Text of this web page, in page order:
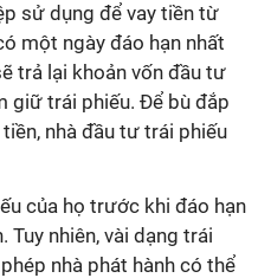
sử dụng để vay tiền từ
một ngày đáo hạn nhất
trả lại khoản vốn đầu tư
giữ trái phiếu. Để bù đắp
nhà đầu tư trái phiếu
của họ trước khi đáo hạn
Tuy nhiên, vài dạng trái
nhà phát hành có thể